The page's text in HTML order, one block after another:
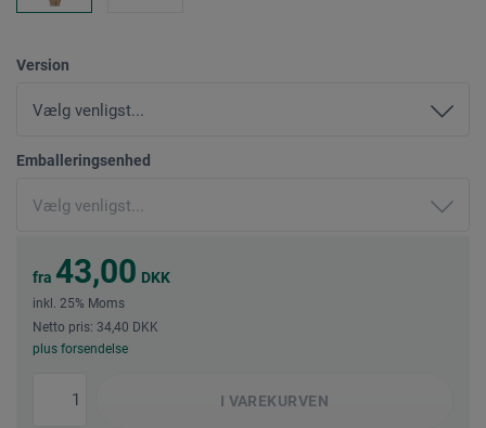
Version
Emballeringsenhed
fra 43,00 DKK
inkl. 25% Moms
Netto pris: 34,40 DKK
plus forsendelse
I VAREKURVEN